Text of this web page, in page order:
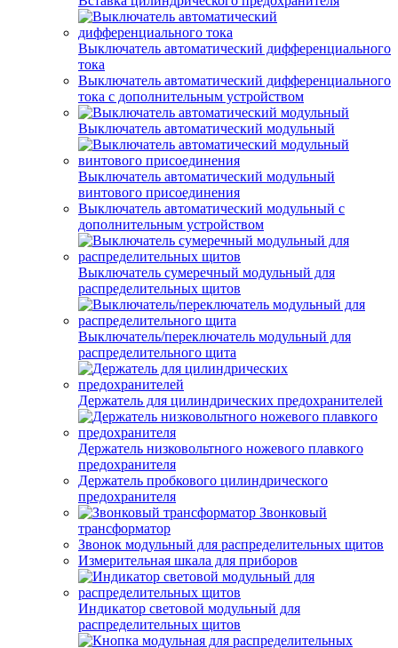
Выключатель автоматический дифференциального
тока
Выключатель автоматический дифференциального
тока с дополнительным устройством
Выключатель автоматический модульный
Выключатель автоматический модульный
винтового присоединения
Выключатель автоматический модульный с
дополнительным устройством
Выключатель сумеречный модульный для
распределительных щитов
Выключатель/переключатель модульный для
распределительного щита
Держатель для цилиндрических предохранителей
Держатель низковольтного ножевого плавкого
предохранителя
Держатель пробкового цилиндрического
предохранителя
Звонковый
трансформатор
Звонок модульный для распределительных щитов
Измерительная шкала для приборов
Индикатор световой модульный для
распределительных щитов